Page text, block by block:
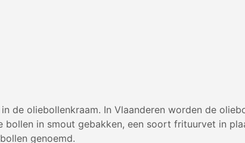
de oliebollenkraam. In Vlaanderen worden de
in smout gebakken, een soort frituurvet in
genoemd.